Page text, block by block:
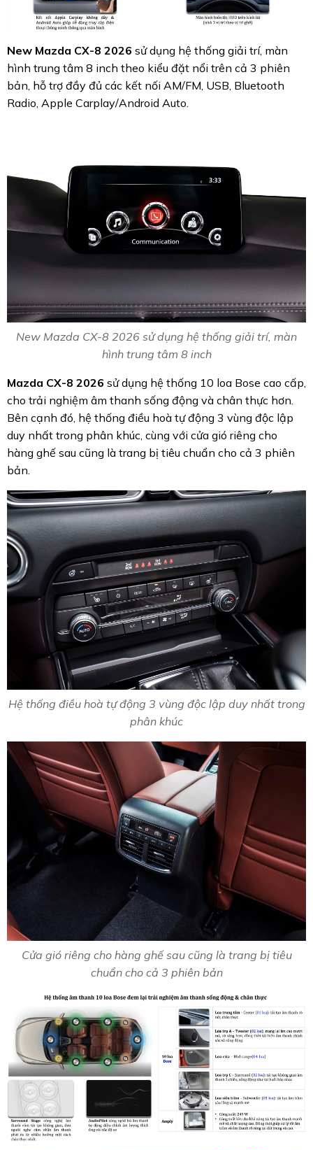
New Mazda CX-8 2026 sử dụng hệ thống giải trí, màn
hình trung tâm 8 inch theo kiểu đặt nổi trên cả 3 phiên
bản, hỗ trợ đầy đủ các kết nối AM/FM, USB, Bluetooth
Radio, Apple Carplay/Android Auto.
New Mazda CX-8 2026 sử dụng hệ thống giải trí, màn
hình trung tâm 8 inch
Mazda CX-8 2026 sử dụng hệ thống 10 loa Bose cao cấp,
cho trải nghiệm âm thanh sống động và chân thực hơn.
Bên cạnh đó, hệ thống điều hoà tự động 3 vùng độc lập
duy nhất trong phân khúc, cùng với cửa gió riêng cho
hàng ghế sau cũng là trang bị tiêu chuẩn cho cả 3 phiên
bản.
Hệ thống điều hoà tự động 3 vùng độc lập duy nhất trong
phân khúc
Cửa gió riêng cho hàng ghế sau cũng là trang bị tiêu
chuẩn cho cả 3 phiên bản